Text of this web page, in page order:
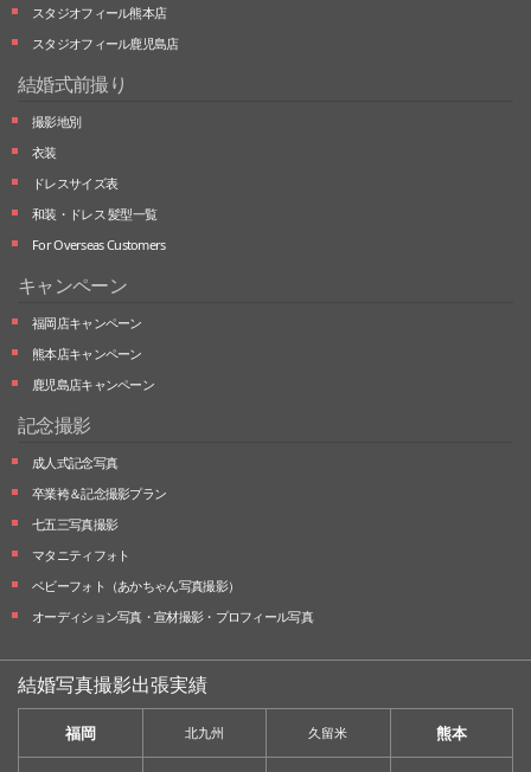
スタジオフィール熊本店
スタジオフィール鹿児島店
結婚式前撮り
撮影地別
衣装
ドレスサイズ表
和装・ドレス 髪型一覧
For Overseas Customers
キャンペーン
福岡店キャンペーン
熊本店キャンペーン
鹿児島店キャンペーン
記念撮影
成人式記念写真
卒業袴＆記念撮影プラン
七五三写真撮影
マタニティフォト
ベビーフォト （あかちゃん写真撮影）
オーディション写真・ 宣材撮影・ プロフィール写真
結婚写真撮影出張実績
福岡 北九州 久留米 熊本